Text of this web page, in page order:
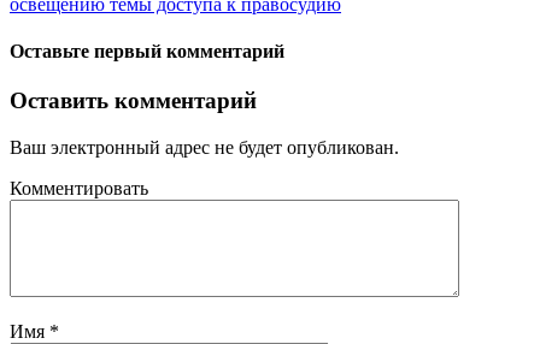
Оставьте первый комментарий
Оставить комментарий
Ваш электронный адрес не будет опубликован.
Комментировать
Имя *